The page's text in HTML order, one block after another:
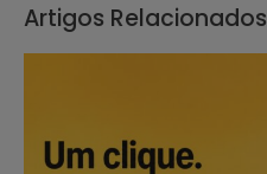
Artigos Relacionados